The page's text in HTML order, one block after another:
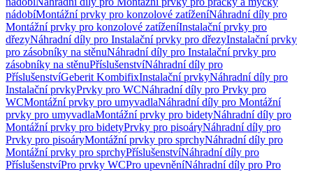
nádobíMontážní prvky pro konzolové zatíženíNáhradní díly pro
Montážní prvky pro konzolové zatíženíInstalační prvky pro
dřezyNáhradní díly pro Instalační prvky pro dřezyInstalační prvky
pro zásobníky na stěnuNáhradní díly pro Instalační prvky pro
zásobníky na stěnuPříslušenstvíNáhradní díly pro
PříslušenstvíGeberit KombifixInstalační prvkyNáhradní díly pro
Instalační prvkyPrvky pro WCNáhradní díly pro Prvky pro
WCMontážní prvky pro umyvadlaNáhradní díly pro Montážní
prvky pro umyvadlaMontážní prvky pro bidetyNáhradní díly pro
Montážní prvky pro bidetyPrvky pro pisoáryNáhradní díly pro
Prvky pro pisoáryMontážní prvky pro sprchyNáhradní díly pro
Montážní prvky pro sprchyPříslušenstvíNáhradní díly pro
PříslušenstvíPro prvky WCPro upevněníNáhradní díly pro Pro